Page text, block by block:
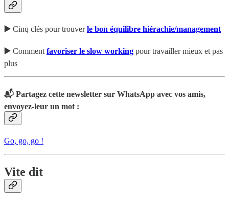
▶️ Cinq clés pour trouverle bon équilibre hiérachie/management
▶️ Comment favoriser le slow working pour travailler mieux et pas
plus
📬 Partagez cette newsletter sur WhatsApp avec vos amis,
envoyez-leur un mot :
Go, go, go !
Vite dit